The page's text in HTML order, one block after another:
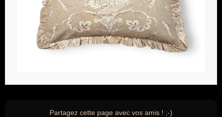
Partagez cette page avec vos amis ! ;-)